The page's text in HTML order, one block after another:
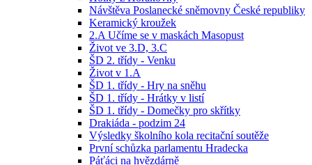
Návštěva Poslanecké sněmovny České republiky
Keramický kroužek
2.A Učíme se v maskách Masopust
Život ve 3.D, 3.C
ŠD 2. třídy - Venku
Život v 1.A
ŠD 1. třídy - Hry na sněhu
ŠD 1. třídy - Hrátky v listí
ŠD 1. třídy - Domečky pro skřítky
Drakiáda - podzim 24
Výsledky školního kola recitační soutěže
První schůzka parlamentu Hradecka
Páťáci na hvězdárně